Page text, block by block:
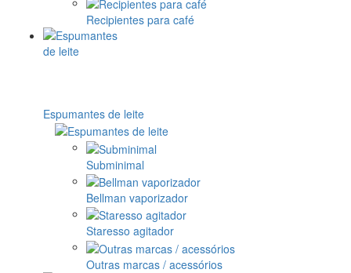
Recipientes para café
Espumantes de leite
Subminimal
Bellman vaporizador
Staresso agitador
Outras marcas / acessórios